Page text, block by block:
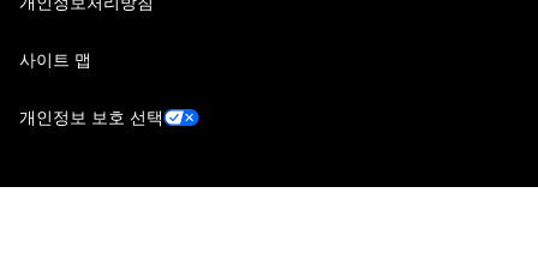
사이트 맵
개인정보 보호 선택